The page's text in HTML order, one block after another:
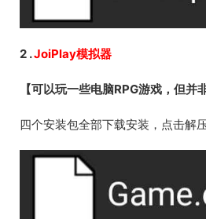
2 .JoiPlay模拟器
【可以玩一些电脑RPG游戏，但并
四个安装包全部下载安装，点击解